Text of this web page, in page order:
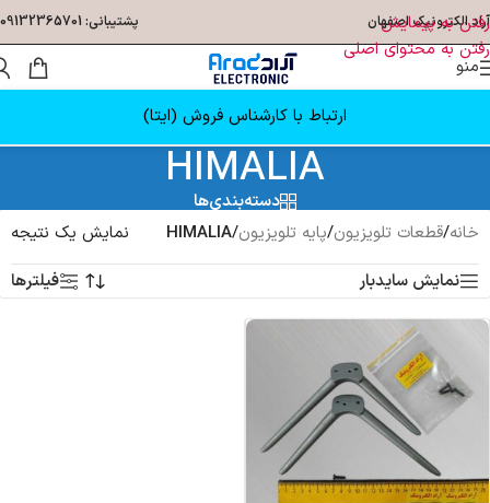
رفتن به پیمایش
رفتن به محتوای اصلی
آراد الکترونیک اصفهان پشتیبانی: 09132365701
منو
ارتباط با کارشناس فروش (ایتا)
HIMALIA
دسته‌بندی‌ها
خانه/قطعات تلویزیون/پایه تلویزیون/
HIMALIA
نمایش یک نتیجه
نمایش سایدبار
فیلترها